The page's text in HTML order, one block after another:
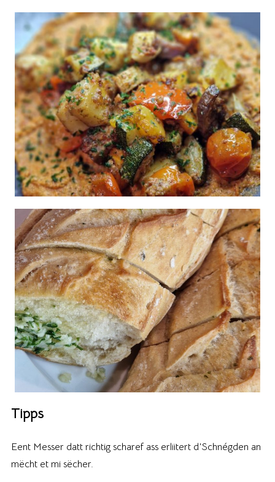
Tipps
Eent Messer datt richtig scharef ass erliitert d’Schnégden an
mëcht et mi sëcher.